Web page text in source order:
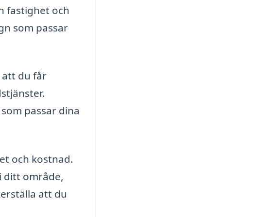
fastighet och
som passar
du får
passar dina
och kostnad.
ditt område,
att du